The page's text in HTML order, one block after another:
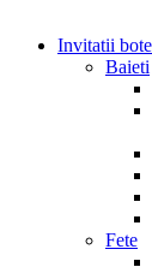
Invitatii
Baieti
Fete